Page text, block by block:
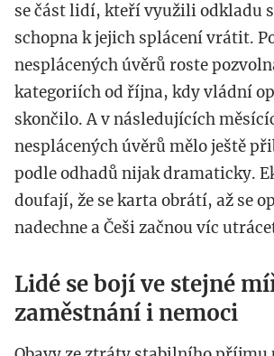
se část lidí, kteří využili odkladu
schopna k jejich splácení vrátit.
nesplácených úvěrů roste
kategoriích od října, kdy vládní
skončilo. A v následujících
nesplácených úvěrů mělo ještě
podle odhadů nijak dramaticky.
doufají, že se karta obrátí, až se
nadechne a Češi začnou víc
Lidé se bojí ve stejné
zaměstnání i nemoci